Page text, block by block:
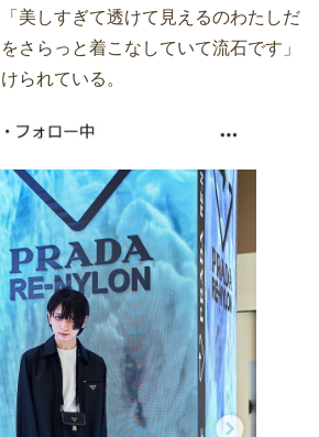
美しすぎて透けて見えるのわたしだ
さらっと着こなしていて流石です」
られている。